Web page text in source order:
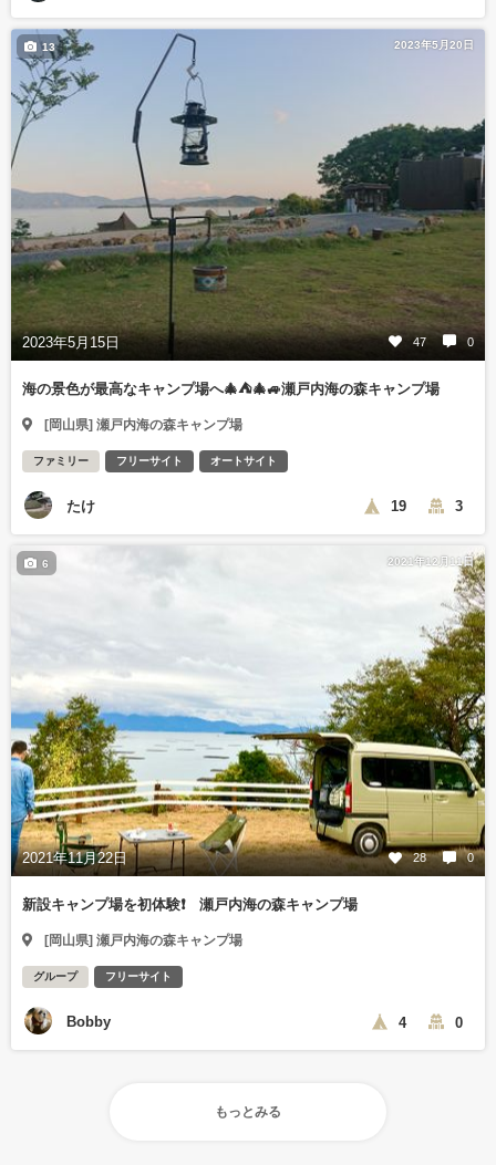
2023年5月20日
2023年5月15日 47 0
13
海の景色が最高なキャンプ場へ🎄⛺🎄🚙瀬戸内海の森キャンプ場
[岡山県] 瀬戸内海の森キャンプ場
ファミリー フリーサイト オートサイト
たけ 19 3
2021年12月11日
2021年11月22日 28 0
6
新設キャンプ場を初体験❗️ 瀬戸内海の森キャンプ場
[岡山県] 瀬戸内海の森キャンプ場
グループ フリーサイト
Bobby 4 0
もっとみる